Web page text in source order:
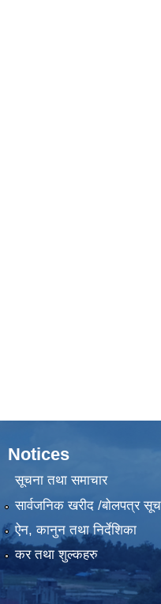
Notices
सूचना तथा समाचार
सार्वजनिक खरीद /बोलपत्र
ऐन, कानुन तथा निर्देशिका
कर तथा शुल्कहरु